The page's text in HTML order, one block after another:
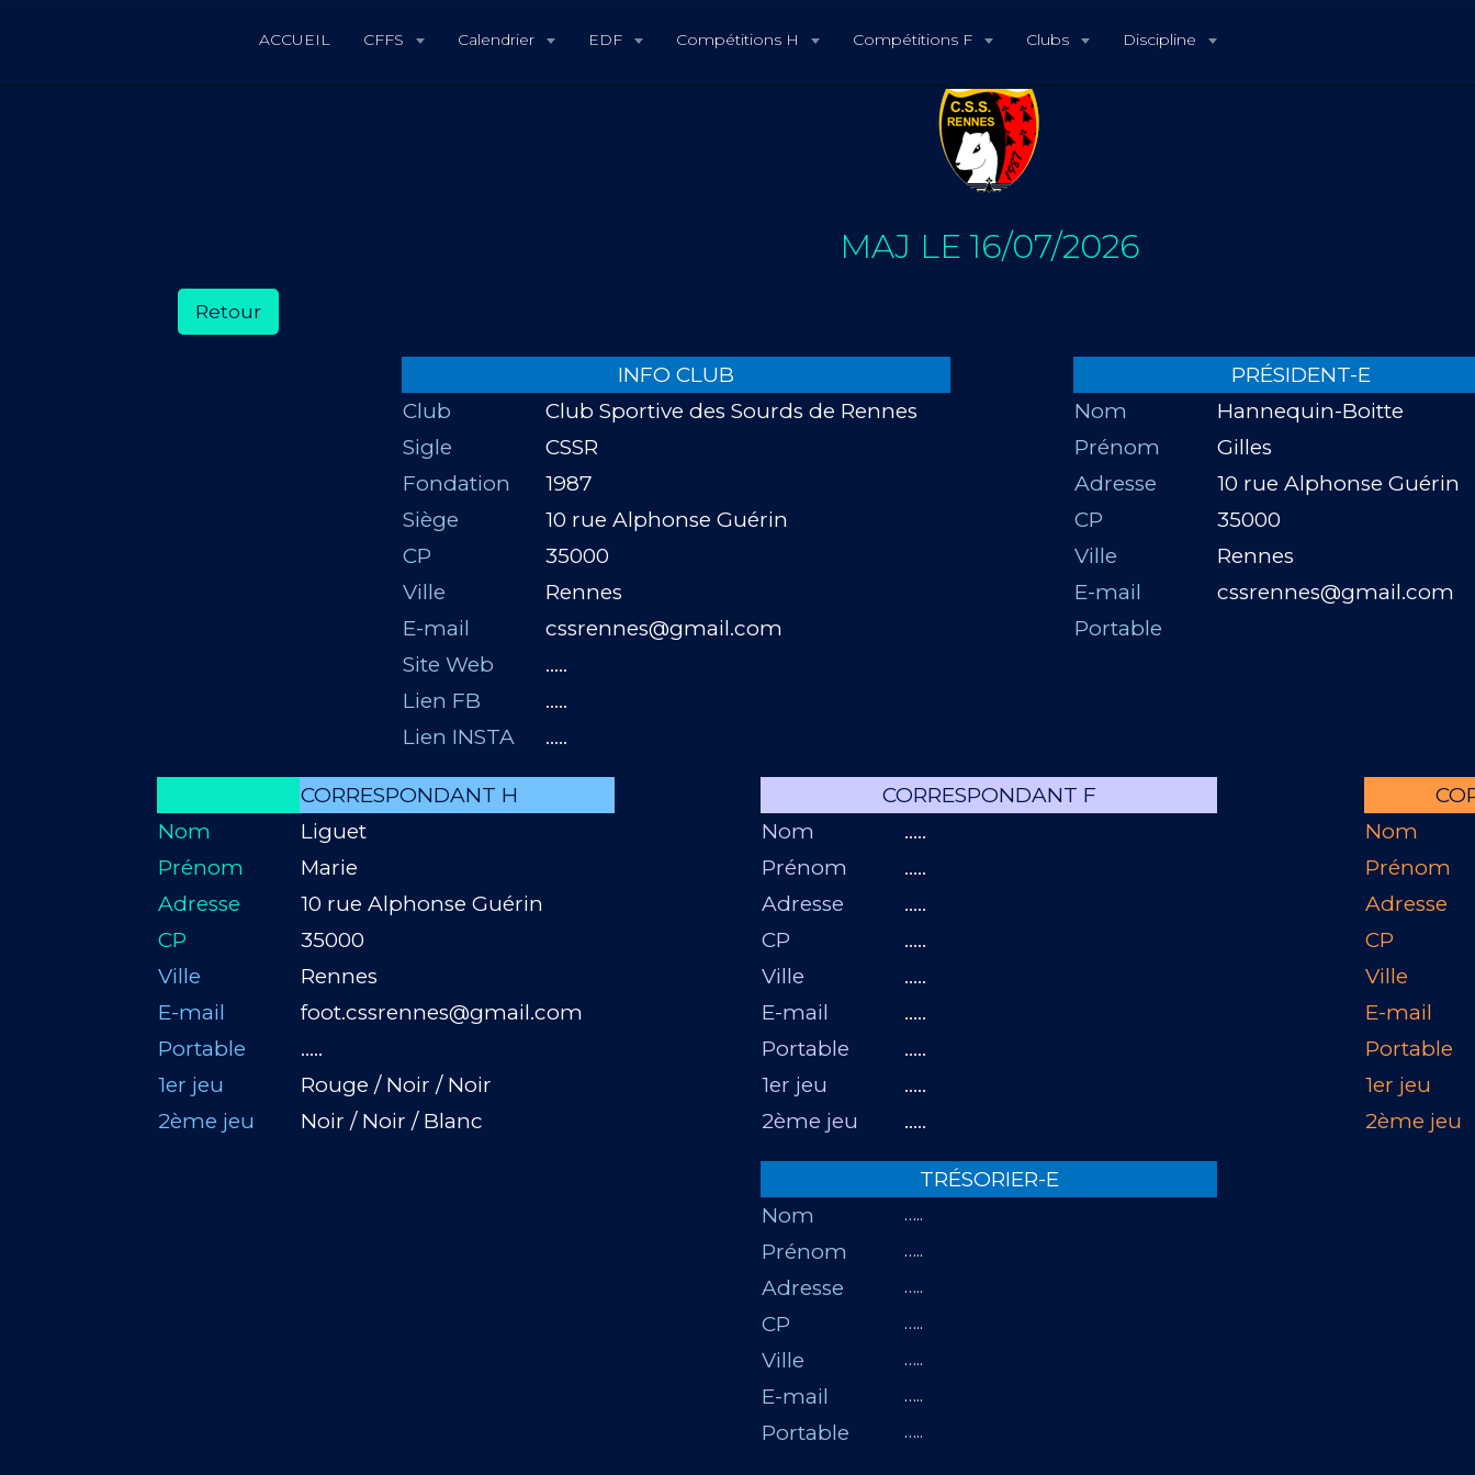
ACCUEIL CFFS Calendrier EDF Compétitions H Compétitions F Clubs Discipline
MAJ LE 16/07/2026
Retour
INFO CLUB
Club
Club Sportive des Sourds de Rennes
Sigle
CSSR
Fondation
1987
Siège
10 rue Alphonse Guérin
CP
35000
Ville
Rennes
E-mail
cssrennes@gmail.com
Site Web
…..
Lien FB
…..
Lien INSTA
…..
PRÉSIDENT-E
Nom
Hannequin-Boitte
Prénom
Gilles
Adresse
10 rue Alphonse Guérin
CP
35000
Ville
Rennes
E-mail
cssrennes@gmail.com
Portable
CORRESPONDANT H
Nom
Liguet
Prénom
Marie
Adresse
10 rue Alphonse Guérin
CP
35000
Ville
Rennes
E-mail
foot.cssrennes@gmail.com
Portable
…..
1er jeu
Rouge / Noir / Noir
2ème jeu
Noir / Noir / Blanc
CORRESPONDANT F
Nom
…..
Prénom
…..
Adresse
…..
CP
…..
Ville
…..
E-mail
…..
Portable
…..
1er jeu
…..
2ème jeu
…..
Nom
Prénom
Adresse
CP
Ville
E-mail
Portable
1er jeu
2ème jeu
TRÉSORIER-E
Nom
…..
Prénom …..
Adresse …..
CP …..
Ville …..
E-mail …..
Portable …..